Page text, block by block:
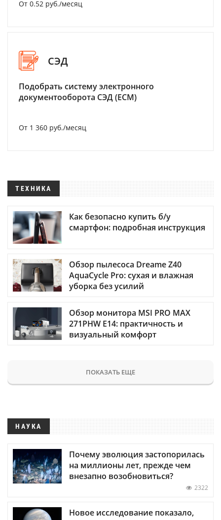
От 0.52 руб./месяц
СЭД
Подобрать систему электронного
документооборота СЭД (ECM)
От 1 360 руб./месяц
ТЕХНИКА
Как безопасно купить б/у
смартфон: подробная инструкция
Обзор пылесоса Dreame Z40
AquaCycle Pro: сухая и влажная
уборка без усилий
Обзор монитора MSI PRO MAX
271PHW E14: практичность и
визуальный комфорт
ПОКАЗАТЬ ЕЩЕ
НАУКА
Почему эволюция застопорилась
на миллионы лет, прежде чем
внезапно возобновиться?
2322
Новое исследование показало,